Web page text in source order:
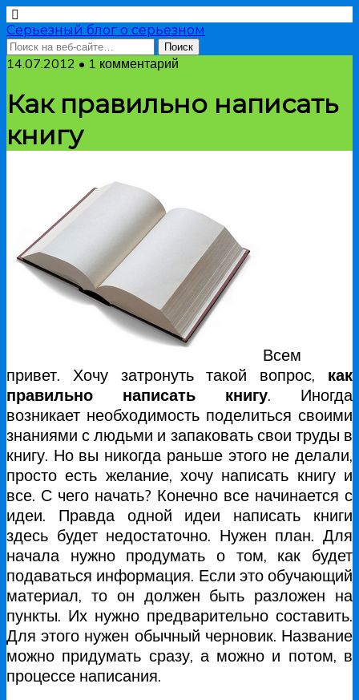
Серьезный блог о серьезном
14.07.2012 • 1 комментарий
Как правильно написать
книгу
Всем
привет. Хочу затронуть такой вопрос, как
правильно написать книгу. Иногда
возникает необходимость поделиться своими
знаниями с людьми и запаковать свои труды в
книгу. Но вы никогда раньше этого не делали,
просто есть желание, хочу написать книгу и
все. С чего начать? Конечно все начинается с
идеи. Правда одной идеи написать книги
здесь будет недостаточно. Нужен план. Для
начала нужно продумать о том, как будет
подаваться информация. Если это обучающий
материал, то он должен быть разложен на
пункты. Их нужно предварительно составить.
Для этого нужен обычный черновик. Название
можно придумать сразу, а можно и потом, в
процессе написания.